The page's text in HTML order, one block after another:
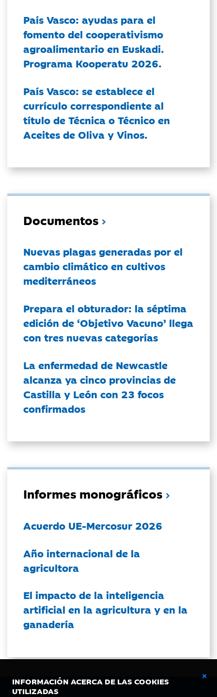
INFORMACIÓN ACERCA DE LAS COOKIES
UTILIZADAS
País Vasco: ayudas para el
fomento del cooperativismo
agroalimentario en Euskadi.
Programa Kooperatu 2026.
País Vasco: se establece el
currículo correspondiente al
título de Técnica o Técnico en
Aceites de Oliva y Vinos.
Documentos
Nuevas plagas generadas por el
cambio climático en cultivos
mediterráneos
Prepara el obturador: la séptima
edición de ‘Objetivo Vacuno’ llega
con tres nuevas categorías
La enfermedad de Newcastle
alcanza ya cinco provincias de
Castilla y León con 23 focos
confirmados
Informes monográficos
Acuerdo UE-Mercosur 2026
Año internacional de la
agricultora
El impacto de la inteligencia
artificial en la agricultura y en la
ganadería